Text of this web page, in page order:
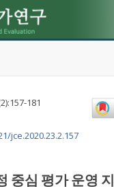
2):157-181
jce.2020.23.2.157
중심 평가 운영